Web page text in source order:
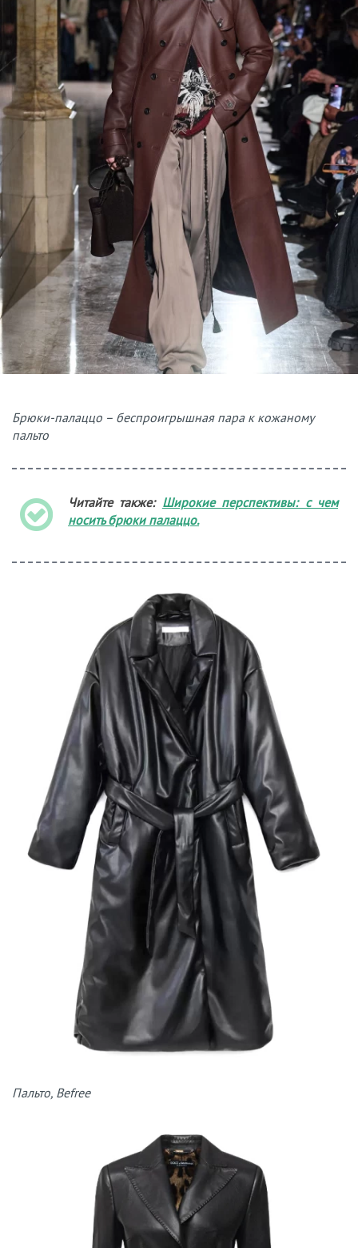
Брюки-палаццо – беспроигрышная пара к кожаному
пальто
Читайте также: Широкие перспективы: с чем
носить брюки палаццо.
Пальто, Befree